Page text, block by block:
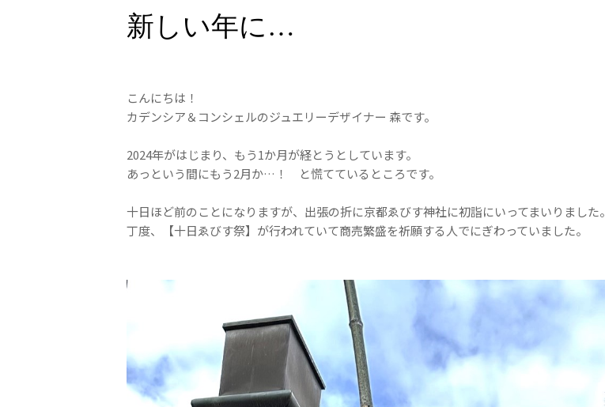
新しい年に…
こんにちは！
カデンシア＆コンシェルのジュエリーデザイナー 森です。
2024年がはじまり、もう1か月が経とうとしています。
あっという間にもう2月か…！ と慌てているところです。
十日ほど前のことになりますが、出張の折に京都ゑびす神社に初詣にいってまいりました。
丁度、【十日ゑびす祭】が行われていて商売繁盛を祈願する人でにぎわっていました。